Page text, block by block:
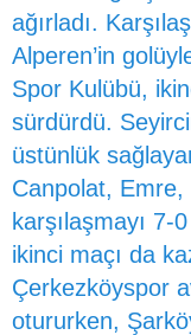
ağırladı.
Alperen’in
Spor Kulübü,
sürdürdü.
üstünlük
Canpolat, Emre,
karşılaşmayı 7-
ikinci maçı da
Çerkezköyspor
otururken,